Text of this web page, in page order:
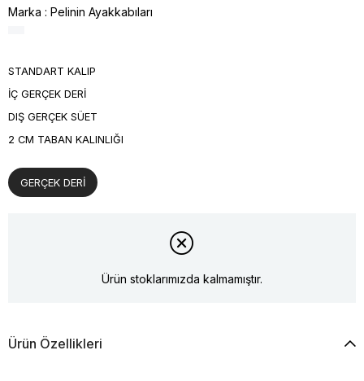
Marka : Pelinin Ayakkabıları
STANDART KALIP
İÇ GERÇEK DERİ
DIŞ GERÇEK SÜET
2 CM TABAN KALINLIĞI
GERÇEK DERİ
Ürün stoklarımızda kalmamıştır.
Ürün Özellikleri